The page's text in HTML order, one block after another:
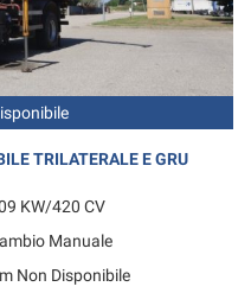
TRILATERALE E GRU
KW/420 CV
Manuale
Non Disponibile